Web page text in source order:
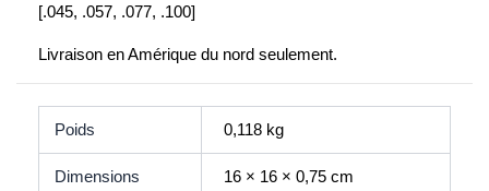
[.045, .057, .077, .100]
Livraison en Amérique du nord seulement.
Poids 0,118 kg
Dimensions 16 × 16 × 0,75 cm